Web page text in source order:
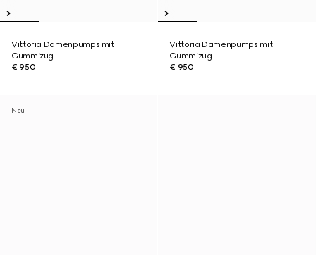
Vittoria Damenpumps mit
Gummizug
€ 950
Vittoria Damenpumps mit
Gummizug
€ 950
Neu